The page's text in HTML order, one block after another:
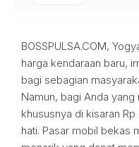
BOSSPULSA.COM,
harga kendaraan baru,
bagi sebagian
Namun, bagi Anda
khususnya di kisaran
hati. Pasar mobil bekas